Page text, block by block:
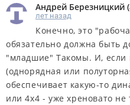
Андрей Березницкий (
лет назад
Конечно, это
обязательно должна быть
"младшие" Такомы. И, если
(однорядная или
обеспечивает какую-то
или 4х4 - уже хреновато